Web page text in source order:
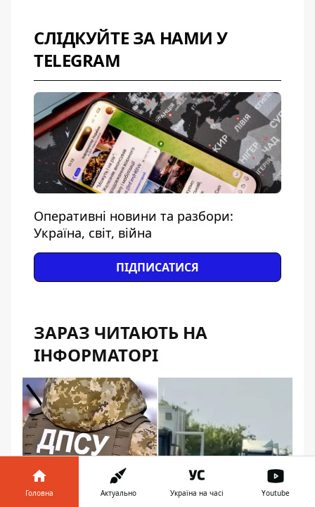
СЛІДКУЙТЕ ЗА НАМИ У
TELEGRAM
Оперативні новини та разбори:
Україна, світ, війна
ПІДПИСАТИСЯ
ЗАРАЗ ЧИТАЮТЬ НА
ІНФОРМАТОРІ
Головна Актуально Україна на часі Youtube